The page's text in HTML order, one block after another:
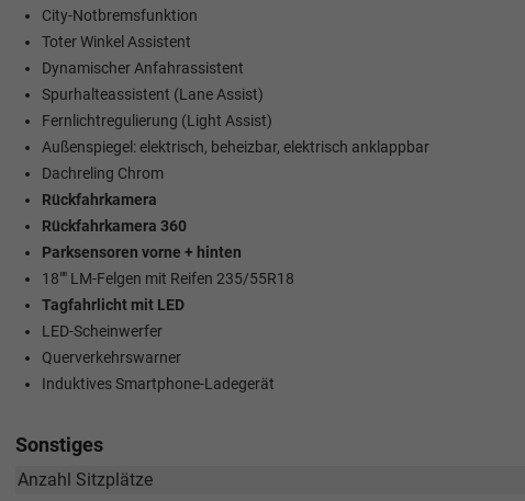
City-Notbremsfunktion
Toter Winkel Assistent
Dynamischer Anfahrassistent
Spurhalteassistent (Lane Assist)
Fernlichtregulierung (Light Assist)
Außenspiegel: elektrisch, beheizbar, elektrisch anklappbar
Dachreling Chrom
Rückfahrkamera
Rückfahrkamera 360
Parksensoren vorne + hinten
18"" LM-Felgen mit Reifen 235/55R18
Tagfahrlicht mit LED
LED-Scheinwerfer
Querverkehrswarner
Induktives Smartphone-Ladegerät
Sonstiges
Anzahl Sitzplätze
Bünyamin Schael
Verkauf
Tel. 04181/2176-24
schael@take-your-car.de wollschlaeger@take-your-car.de